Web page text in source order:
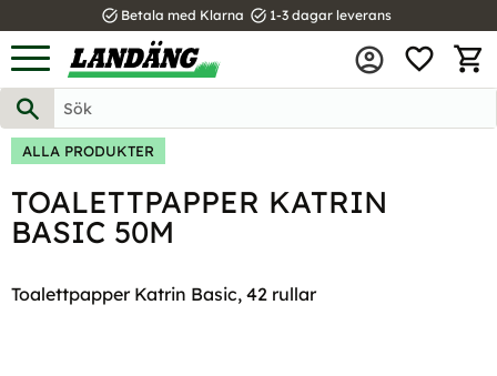
Meny
task_alt Betala med Klarna task_alt 1-3 dagar leverans
ALLA PRODUKTER
TOALETTPAPPER KATRIN
BASIC 50M
Toalettpapper Katrin Basic, 42 rullar